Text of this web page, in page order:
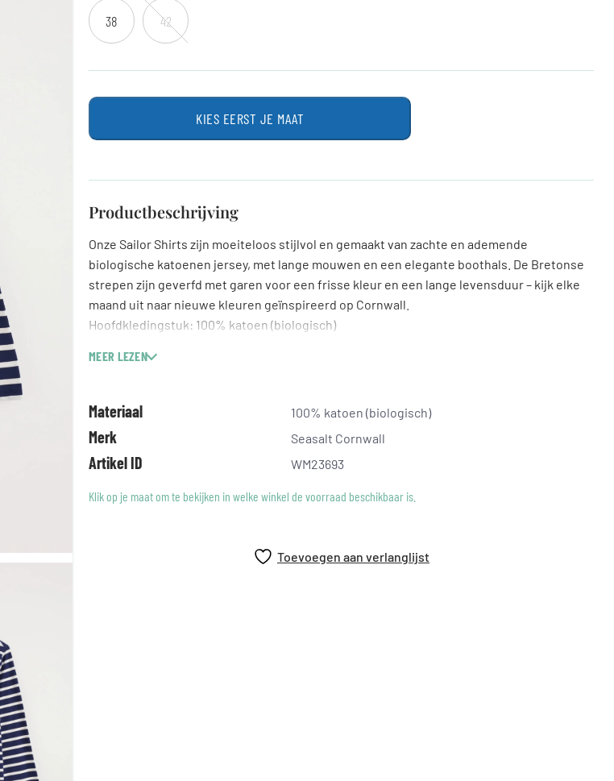
38 42
KIES EERST JE MAAT
Productbeschrijving
Onze Sailor Shirts zijn moeiteloos stijlvol en gemaakt van zachte en ademende
biologische katoenen jersey, met lange mouwen en een elegante boothals. De Bretonse
strepen zijn geverfd met garen voor een frisse kleur en een lange levensduur – kijk elke
maand uit naar nieuwe kleuren geïnspireerd op Cornwall.
Hoofdkledingstuk: 100% katoen (biologisch)
Boothals
Garengeverfde strepen
Gecertificeerd biologisch volgens Global Organic Textile Standards (GOTS) door Soil
Association Certification DK16784
MEER LEZEN
Materiaal 100% katoen (biologisch)
Merk Seasalt Cornwall
Artikel ID WM23693
Klik op je maat om te bekijken in welke winkel de voorraad beschikbaar is.
Toevoegen aan verlanglijst